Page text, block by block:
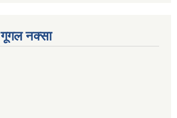
गूगल नक्सा